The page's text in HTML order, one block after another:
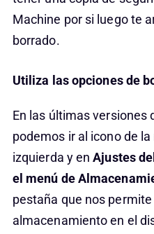
Machine por si luego te
borrado.
Utiliza las opciones de
En las últimas versiones
podemos ir al icono de
izquierda y enAjustes
el menú de
pestaña que nos
almacenamiento en el